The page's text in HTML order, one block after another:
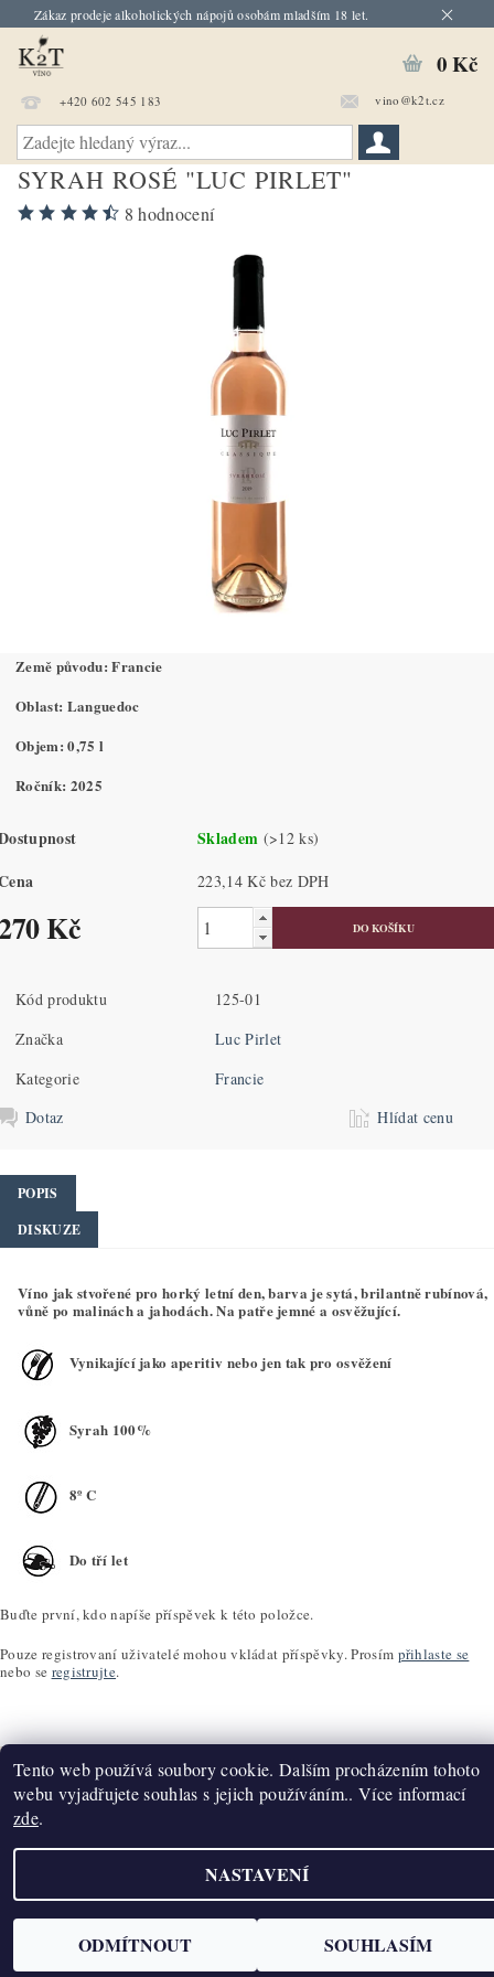
Zákaz prodeje alkoholických nápojů osobám mladším 18 let.
+420 602 545 183 vino@k2t.cz
0 Kč
SYRAH ROSÉ "LUC PIRLET"
8 hodnocení
Země původu: Francie
Oblast: Languedoc
Objem: 0,75 l
Ročník: 2025
Skladem (>12 ks)
223,14 Kč bez DPH
Kč
Kód produktu
125-01
Značka
Luc Pirlet
Kategorie
Francie
Dotaz
Hlídat cenu
POPIS
DISKUZE
Víno jak stvořené pro horký letní den, barva je sytá, brilantně rubínová,
vůně po malinách a jahodách. Na patře jemné a osvěžující.
Vynikající jako aperitiv nebo jen tak pro osvěžení
Syrah 100%
8º C
Do tří let
Buďte první, kdo napíše příspěvek k této položce.
Pouze registrovaní uživatelé mohou vkládat příspěvky. Prosím přihlaste se
nebo se registrujte.
Vytvořil Shoptet
Tento web používá soubory cookie. Dalším procházením tohoto
webu vyjadřujete souhlas s jejich používáním.. Více informací
zde.
NASTAVENÍ
ODMÍTNOUT SOUHLASÍM